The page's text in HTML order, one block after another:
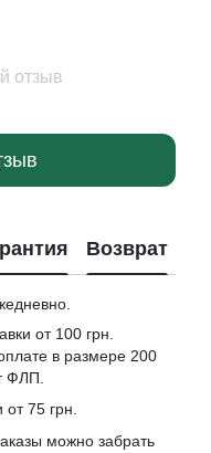
отзыв
Возврат
от 100 грн.
в размере 200
ФЛП.
от 75 грн.
можно забрать